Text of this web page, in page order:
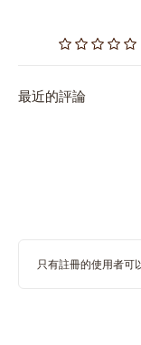
最近的評論
只有註冊的使用者可